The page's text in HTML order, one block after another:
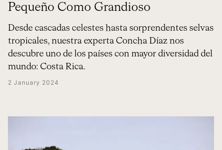
Pequeño Como Grandioso
Desde cascadas celestes hasta sorprendentes selvas
tropicales, nuestra experta Concha Díaz nos
descubre uno de los países con mayor diversidad del
mundo: Costa Rica.
2 January 2024